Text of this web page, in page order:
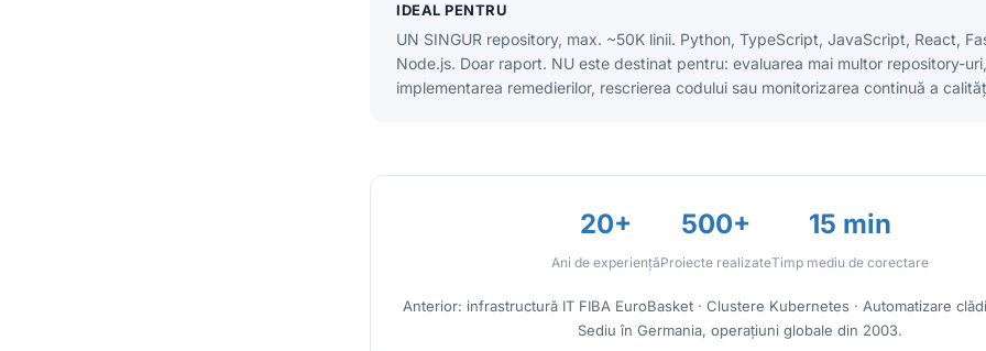
IDEAL PENTRU
UN SINGUR repository, max. ~50K linii. Python, TypeScript, JavaScript, React,
Node.js. Doar raport. NU este destinat pentru: evaluarea mai multor repository-uri,
implementarea remedierilor, rescrierea codului sau monitorizarea continuă a
20+
Ani de experiență
500+
Proiecte realizate
15 min
Timp mediu de corectare
Anterior: infrastructură IT FIBA EuroBasket · Clustere Kubernetes · Automatizare
Sediu în Germania, operațiuni globale din 2003.